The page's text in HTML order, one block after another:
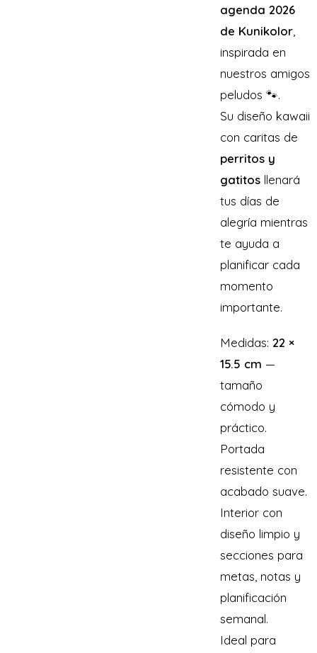
agenda 2026
de Kunikolor
inspirada en
nuestros amigos
peludos 🐾.
Su diseño kawaii
con caritas de
perritos y
gatitos llenará
tus días de
alegría mientras
te ayuda a
planificar cada
momento
importante.
Medidas: 22 ×
15.5 cm —
tamaño
cómodo y
práctico.
Portada
resistente con
acabado suave.
Interior con
diseño limpio y
secciones para
metas, notas y
planificación
semanal.
Ideal para